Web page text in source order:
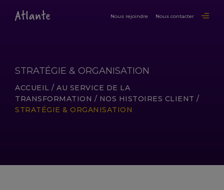
Nous rejoindre Nous contacter
STRATÉGIE & ORGANISATION
ACCUEIL / AU SERVICE DE LA
TRANSFORMATION / NOS HISTOIRES CLIENT /
STRATÉGIE & ORGANISATION